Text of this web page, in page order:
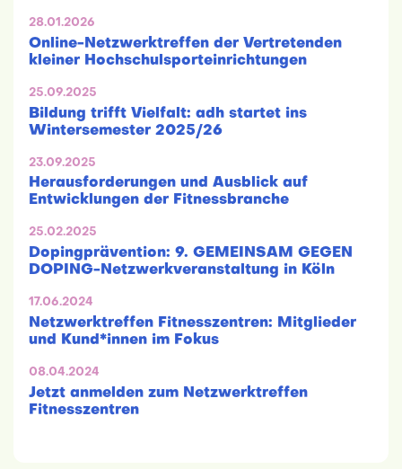
28.01.2026
Online-Netzwerktreffen der Vertretenden
kleiner Hochschulsporteinrichtungen
25.09.2025
Bildung trifft Vielfalt: adh startet ins
Wintersemester 2025/26
23.09.2025
Herausforderungen und Ausblick auf
Entwicklungen der Fitnessbranche
25.02.2025
Dopingprävention: 9. GEMEINSAM GEGEN
DOPING-Netzwerkveranstaltung in Köln
17.06.2024
Netzwerktreffen Fitnesszentren: Mitglieder
und Kund*innen im Fokus
08.04.2024
Jetzt anmelden zum Netzwerktreffen
Fitnesszentren